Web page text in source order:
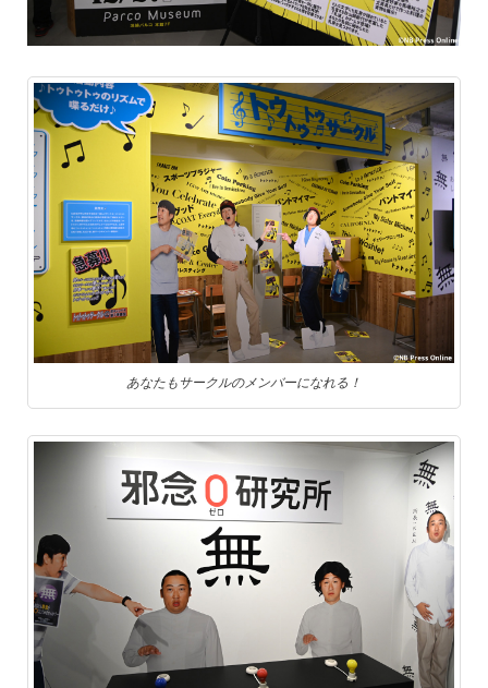
あなたもサークルのメンバーになれる！